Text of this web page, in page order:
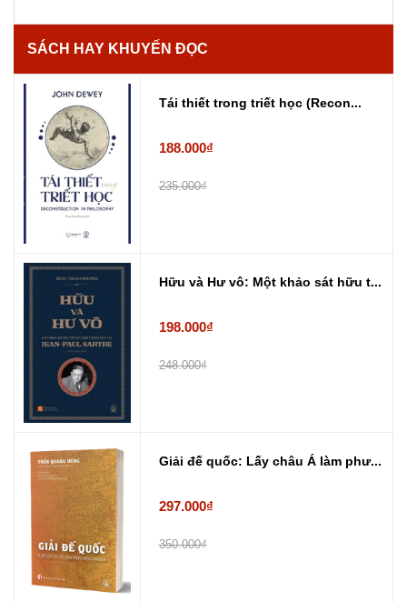
SÁCH HAY KHUYẾN ĐỌC
Tái thiết trong triết học (Recon...
188.000₫
235.000₫
Hữu và Hư vô: Một khảo sát hữu t...
198.000₫
248.000₫
Giải đế quốc: Lấy châu Á làm phư...
297.000₫
350.000₫